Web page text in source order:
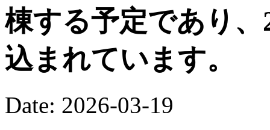
棟する予定であり
込まれています。
Date: 2026-03-19